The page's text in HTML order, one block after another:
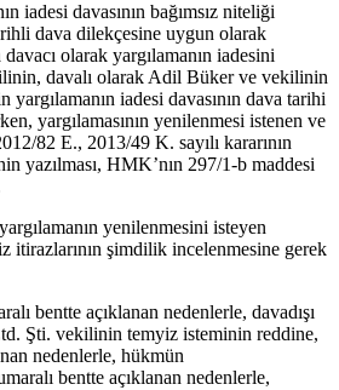
iadesi davasının bağımsız niteliği
dava dilekçesine uygun olarak
olarak yargılamanın iadesini
davalı olarak Adil Büker ve vekilinin
iadesi davasının dava tarihi
yargılamasının yenilenmesi istenen ve
82 E., 2013/49 K. sayılı kararının
yazılması, HMK’nın 297/1-b maddesi
yenilenmesini isteyen
itirazlarının şimdilik incelenmesine gerek
bentte açıklanan nedenlerle, davadışı
Şti. vekilinin temyiz isteminin reddine,
nedenlerle, hükmün
bentte açıklanan nedenlerle,